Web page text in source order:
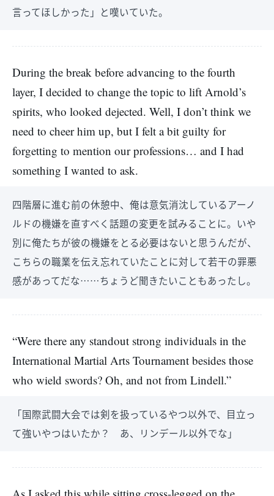
言ってほしかった」と嘆いていた。
During the break before advancing to the fourth
layer, I decided to change the topic to lift Arnold’s
spirits, who looked dejected. Well, I don’t think we
need to cheer him up, but I felt a bit guilty for
forgetting to mention our professions… and I had
something I wanted to ask.
四階層に進む前の休憩中、俺は意気消沈しているアーノ
ルドの機嫌を直すべく話題の変更を試みることに。いや
別に俺たちが彼の機嫌をとる必要はないと思うんだが、
こちらの職業を伝え忘れていたことに対して若干の罪悪
感があってだな……ちょうど聞きたいこともあったし。
“Were there any standout strong individuals in the
International Martial Arts Tournament besides those
who wield swords? Oh, and not from Lindell.”
「国際武闘大会では剣を扱っているやつ以外で、目立っ
て強いやつはいたか？ あ、リンデール以外でな」